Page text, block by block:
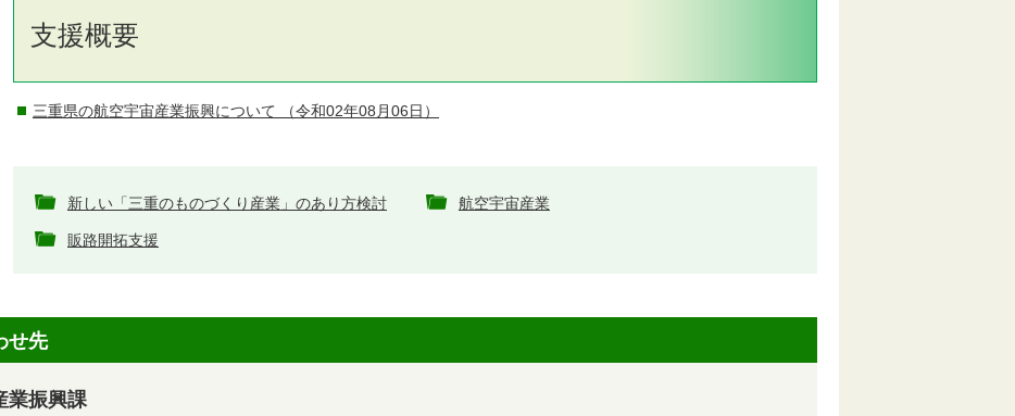
支援概要
三重県の航空宇宙産業振興について （令和02年08月06日）
新しい「三重のものづくり産業」のあり方検討 航空宇宙産業
販路開拓支援
せ先
振興課